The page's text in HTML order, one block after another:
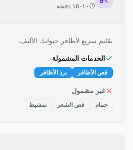
١٠-١٥ دقيقة
تقليم سريع لأظافر حيوانك الأليف.
الخدمات المشمولة
قص الأظافر برد الأظافر
غير مشمول
حمام قص الشعر تمشيط